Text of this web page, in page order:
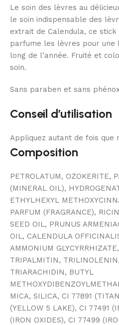
Le soin des lèvres au
le soin indispensable des
extrait de Calendula, ce
parfume les lèvres pour une
long de l’année. Fruité et
soin.
Sans paraben et sans
Conseil d’utilisation
Appliquez autant de fois que
Composition
PETROLATUM, OZOKERITE,
(MINERAL OIL),
ETHYLHEXYL
PARFUM (FRAGRANCE),
SEED OIL, PRUNUS
OIL, CALENDULA
AMMONIUM
TRIPALMITIN,
TRIARACHIDIN, BUTYL
MICA, SILICA, CI 77891
(YELLOW 5 LAKE), CI 77491
(IRON OXIDES), CI 77499